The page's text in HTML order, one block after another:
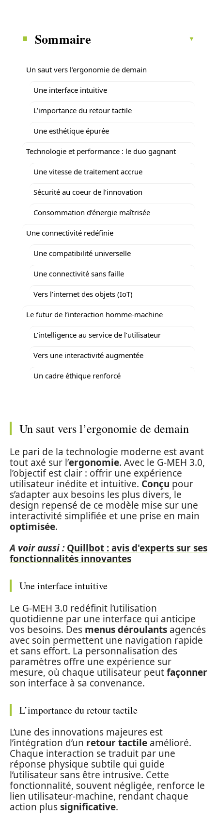
Sommaire
Un saut vers l’ergonomie de demain
Une interface intuitive
L’importance du retour tactile
Une esthétique épurée
Technologie et performance : le duo gagnant
Une vitesse de traitement accrue
Sécurité au coeur de l’innovation
Consommation d’énergie maîtrisée
Une connectivité redéfinie
Une compatibilité universelle
Une connectivité sans faille
Vers l’internet des objets (IoT)
Le futur de l’interaction homme-machine
L’intelligence au service de l’utilisateur
Vers une interactivité augmentée
Un cadre éthique renforcé
Un saut vers l’ergonomie de demain
Le pari de la technologie moderne est avant
tout axé sur l’ergonomie. Avec le G-MEH 3.0,
l’objectif est clair : offrir une expérience
utilisateur inédite et intuitive. Conçu pour
s’adapter aux besoins les plus divers, le
design repensé de ce modèle mise sur une
interactivité simplifiée et une prise en main
optimisée.
A voir aussi : Quillbot : avis d'experts sur ses
fonctionnalités innovantes
Une interface intuitive
Le G-MEH 3.0 redéfinit l’utilisation
quotidienne par une interface qui anticipe
vos besoins. Des menus déroulants agencés
avec soin permettent une navigation rapide
et sans effort. La personnalisation des
paramètres offre une expérience sur
mesure, où chaque utilisateur peutfaçonner
son interface à sa convenance.
L’importance du retour tactile
L’une des innovations majeures est
l’intégration d’un retour tactile amélioré.
Chaque interaction se traduit par une
réponse physique subtile qui guide
l’utilisateur sans être intrusive. Cette
fonctionnalité, souvent négligée, renforce le
lien utilisateur-machine, rendant chaque
action plussignificative.